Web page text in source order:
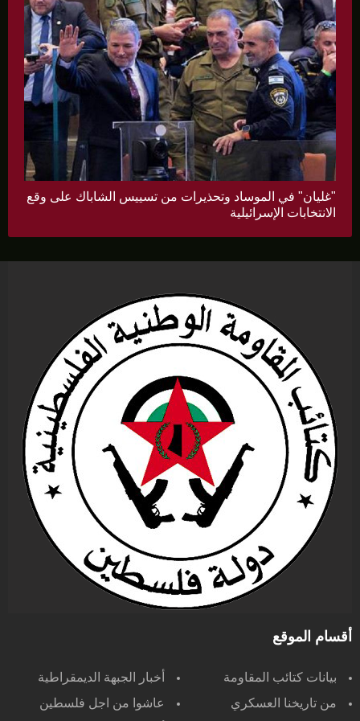
"غليان" في الموساد وتحذيرات من تسييس الشاباك على وقع
الانتخابات الإسرائيلية
أقسام الموقع
بيانات كتائب المقاومة
أخبار الجبهة الديمقراطية
من تاريخنا العسكري
عاشوا من اجل فلسطين